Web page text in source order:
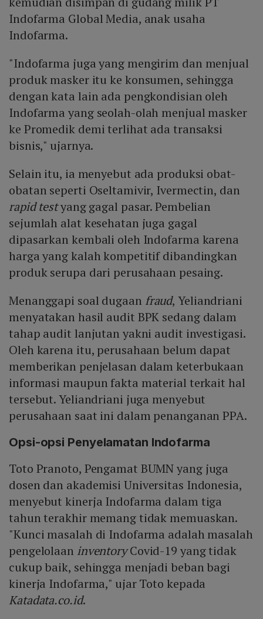
Indofarma Global Media, anak usaha
Indofarma.
"Indofarma juga yang mengirim dan menjual
produk masker itu ke konsumen, sehingga
dengan kata lain ada pengkondisian oleh
Indofarma yang seolah-olah menjual masker
ke Promedik demi terlihat ada transaksi
bisnis," ujarnya.
Selain itu, ia menyebut ada produksi obat-
obatan seperti Oseltamivir, Ivermectin, dan
rapid testyang gagal pasar. Pembelian
sejumlah alat kesehatan juga gagal
dipasarkan kembali oleh Indofarma karena
harga yang kalah kompetitif dibandingkan
produk serupa dari perusahaan pesaing.
Menanggapi soal dugaan fraud, Yeliandriani
menyatakan hasil audit BPK sedang dalam
tahap audit lanjutan yakni audit investigasi.
Oleh karena itu, perusahaan belum dapat
memberikan penjelasan dalam keterbukaan
informasi maupun fakta material terkait hal
tersebut. Yeliandriani juga menyebut
perusahaan saat ini dalam penanganan PPA.
Opsi-opsi Penyelamatan Indofarma
Toto Pranoto, Pengamat BUMN yang juga
dosen dan akademisi Universitas Indonesia,
menyebut kinerja Indofarma dalam tiga
tahun terakhir memang tidak memuaskan.
"Kunci masalah di Indofarma adalah masalah
pengelolaan inventoryCovid-19 yang tidak
cukup baik, sehingga menjadi beban bagi
kinerja Indofarma," ujar Toto kepada
Katadata.co.id.